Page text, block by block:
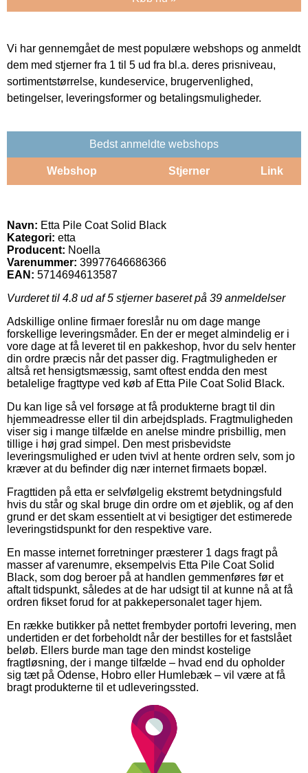
Vi har gennemgået de mest populære webshops og anmeldt
dem med stjerner fra 1 til 5 ud fra bl.a. deres prisniveau,
sortimentstørrelse, kundeservice, brugervenlighed,
betingelser, leveringsformer og betalingsmuligheder.
Bedst anmeldte webshops
Webshop Stjerner Link
Navn: Etta Pile Coat Solid Black
Kategori: etta
Producent: Noella
Varenummer: 39977646686366
EAN: 5714694613587
Vurderet til 4.8 ud af 5 stjerner baseret på 39 anmeldelser
Adskillige online firmaer foreslår nu om dage mange
forskellige leveringsmåder. En der er meget almindelig er i
vore dage at få leveret til en pakkeshop, hvor du selv henter
din ordre præcis når det passer dig. Fragtmuligheden er
altså ret hensigtsmæssig, samt oftest endda den mest
betalelige fragttype ved køb af Etta Pile Coat Solid Black.
Du kan lige så vel forsøge at få produkterne bragt til din
hjemmeadresse eller til din arbejdsplads. Fragtmuligheden
viser sig i mange tilfælde en anelse mindre prisbillig, men
tillige i høj grad simpel. Den mest prisbevidste
leveringsmulighed er uden tvivl at hente ordren selv, som jo
kræver at du befinder dig nær internet firmaets bopæl.
Fragttiden på etta er selvfølgelig ekstremt betydningsfuld
hvis du står og skal bruge din ordre om et øjeblik, og af den
grund er det skam essentielt at vi besigtiger det estimerede
leveringstidspunkt for den respektive vare.
En masse internet forretninger præsterer 1 dags fragt på
masser af varenumre, eksempelvis Etta Pile Coat Solid
Black, som dog beroer på at handlen gemmenføres før et
aftalt tidspunkt, således at de har udsigt til at kunne nå at få
ordren fikset forud for at pakkepersonalet tager hjem.
En række butikker på nettet frembyder portofri levering, men
undertiden er det forbeholdt når der bestilles for et fastslået
beløb. Ellers burde man tage den mindst kostelige
fragtløsning, der i mange tilfælde – hvad end du opholder
sig tæt på Odense, Hobro eller Humlebæk – vil være at få
bragt produkterne til et udleveringssted.